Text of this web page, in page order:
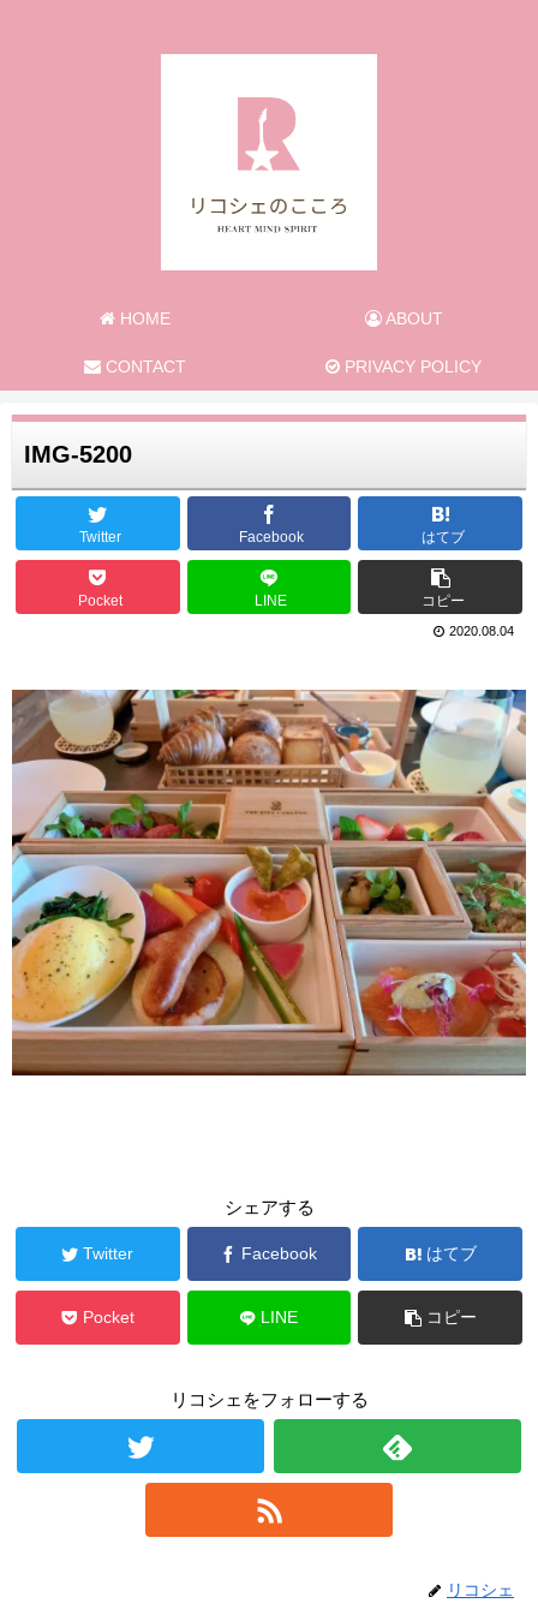
HOME ABOUT
CONTACT PRIVACY POLICY
IMG-5200
Twitter Facebook はてブ
Pocket LINE コピー
2020.08.04
シェアする
Twitter Facebook はてブ
Pocket LINE コピー
リコシェをフォローする
リコシェ